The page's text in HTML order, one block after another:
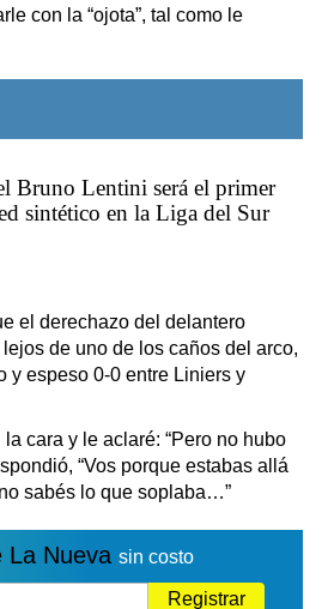
con la “ojota”, tal como le
Bruno Lentini será el primer
sintético en la Liga del Sur
el derechazo del delantero
de uno de los caños del arco,
y espeso 0-0 entre Liniers y
cara y le aclaré: “Pero no hubo
“Vos porque estabas allá
sabés lo que soplaba…”
La Nueva sin costo
Registrar